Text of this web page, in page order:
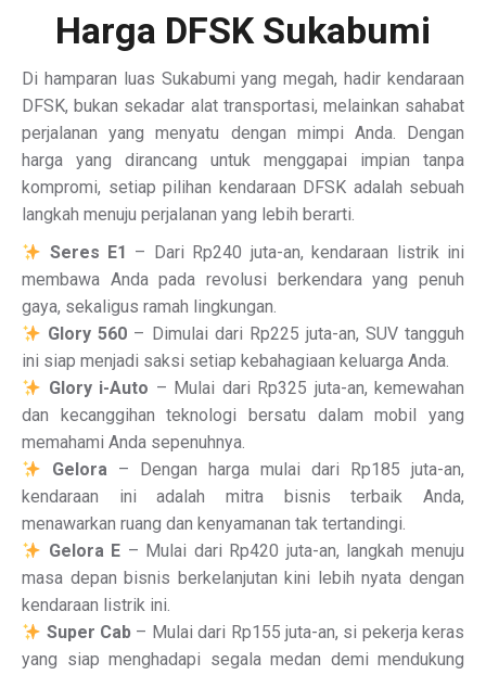
Harga DFSK Sukabumi
Di hamparan luas Sukabumi yang megah, hadir kendaraan
DFSK, bukan sekadar alat transportasi, melainkan sahabat
perjalanan yang menyatu dengan mimpi Anda. Dengan
harga yang dirancang untuk menggapai impian tanpa
kompromi, setiap pilihan kendaraan DFSK adalah sebuah
langkah menuju perjalanan yang lebih berarti.
Seres E1 – Dari Rp240 juta-an, kendaraan listrik ini
membawa Anda pada revolusi berkendara yang penuh
gaya, sekaligus ramah lingkungan.
Glory 560 – Dimulai dari Rp225 juta-an, SUV tangguh
ini siap menjadi saksi setiap kebahagiaan keluarga Anda.
Glory i-Auto – Mulai dari Rp325 juta-an, kemewahan
dan kecanggihan teknologi bersatu dalam mobil yang
memahami Anda sepenuhnya.
Gelora – Dengan harga mulai dari Rp185 juta-an,
kendaraan ini adalah mitra bisnis terbaik Anda,
menawarkan ruang dan kenyamanan tak tertandingi.
Gelora E – Mulai dari Rp420 juta-an, langkah menuju
masa depan bisnis berkelanjutan kini lebih nyata dengan
kendaraan listrik ini.
Super Cab – Mulai dari Rp155 juta-an, si pekerja keras
yang siap menghadapi segala medan demi mendukung